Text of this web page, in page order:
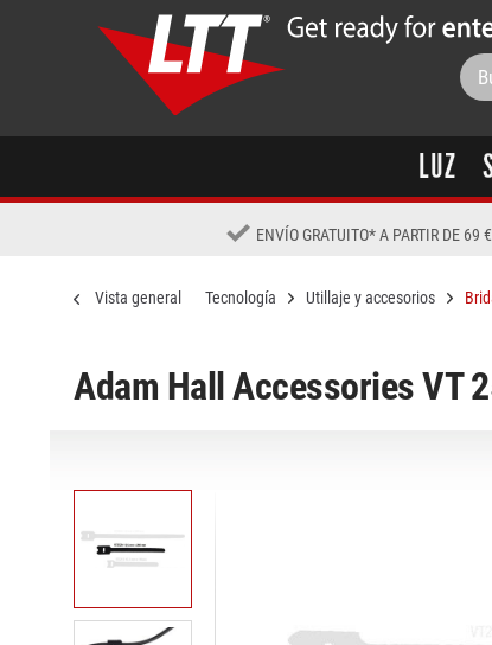
LUZ
ENVÍO GRATUITO* A PARTIR DE 69 €
Vista general Tecnología Utillaje y accesorios
Adam Hall Accessories VT